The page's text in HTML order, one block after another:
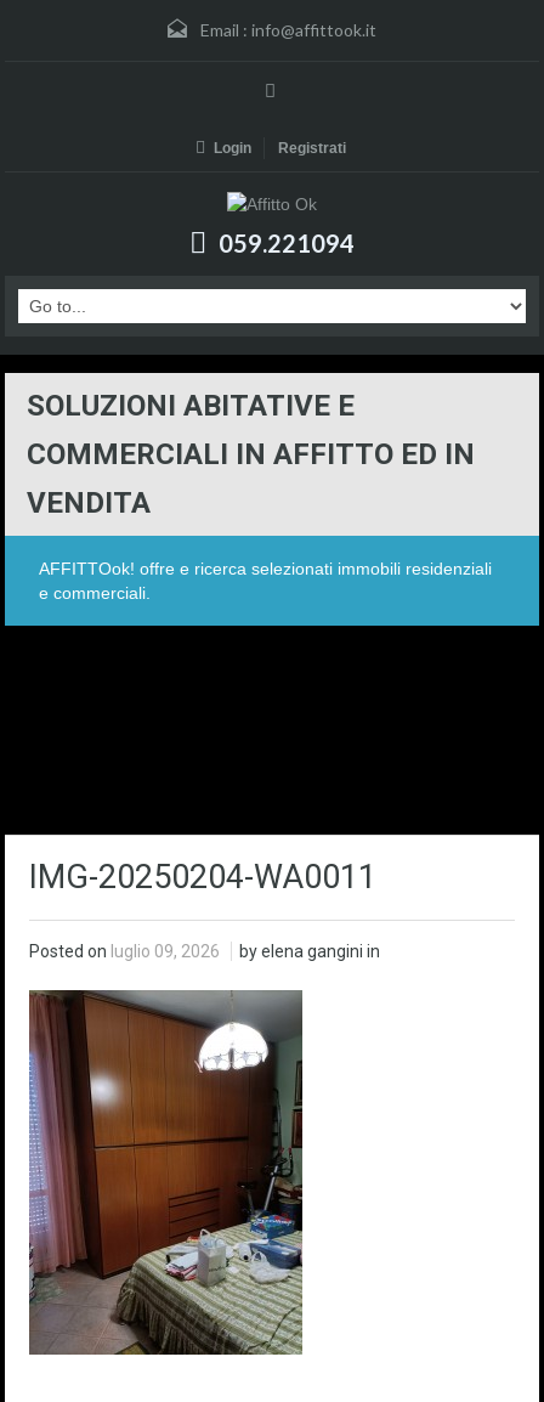
Email : info@affittook.it
Login Registrati
059.221094
SOLUZIONI ABITATIVE E
COMMERCIALI IN AFFITTO ED IN
VENDITA
AFFITTOok! offre e ricerca selezionati immobili residenziali
e commerciali.
IMG-20250204-WA0011
Posted on luglio 09, 2026 by elena gangini in